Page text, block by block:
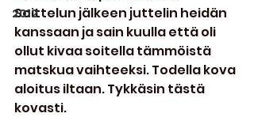
2012
Soittelun jälkeen juttelin heidän
kanssaan ja sain kuulla että oli
ollut kivaa soitella tämmöistä
matskua vaihteeksi. Todella kova
aloitus iltaan. Tykkäsin tästä
kovasti.